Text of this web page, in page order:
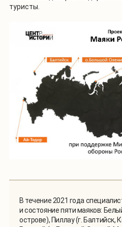
туристы.
В течение 2021 года
и состояние пяти маяков:
острове), Пиллау (г. Балтийск,